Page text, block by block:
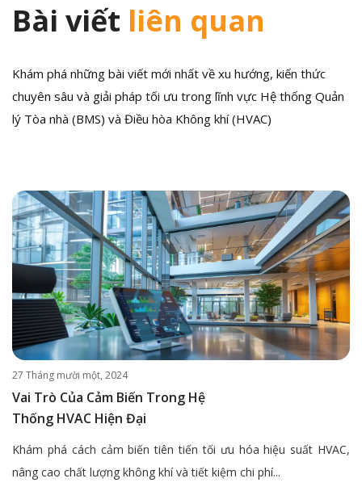
Bài viết liên quan
Khám phá những bài viết mới nhất về xu hướng, kiến thức
chuyên sâu và giải pháp tối ưu trong lĩnh vực Hệ thống Quản
lý Tòa nhà (BMS) và Điều hòa Không khí (HVAC)
27 Tháng mười một, 2024
Vai Trò Của Cảm Biến Trong Hệ
Thống HVAC Hiện Đại
Khám phá cách cảm biến tiên tiến tối ưu hóa hiệu suất HVAC,
nâng cao chất lượng không khí và tiết kiệm chi phí...